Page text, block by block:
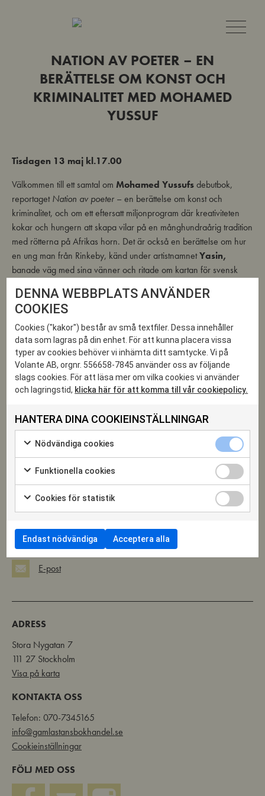
NATION AV POETER – EN
BERÄTTELSE OM KONST OCH
KRIMINALITET MED MOHAMED
YUSSUF
Tisdagen 13 maj kl.17.00
Välkommen till ett samtal om Mohamed Yussufsdebutbok,
reportagetNation av poeter– en berättelse om konst och
kriminalitet, och om ett eftersatt miljonprogram där kreativiteten
kokar och hungern att skapa vilar på en månghundraårig tradition
med rötterna på Afrikas horn. Det är också en berättelse om hur
en ung man från Rinkeby, känd under artistnamnetYasin,
banade väg med sina vänner och ritade om kartan för svensk
I samarbete med Volante förlag.
13
DELA EVENTET
Twitter
E-post
ADRESS
Stora Nygatan 7
111 27 Stockholm
Visa på karta
KONTAKTA OSS
Telefon: 070-7345165
info@gamlastansbokhandel.se
Cookieinställningar
FÖLJ MED OSS
DENNA WEBBPLATS ANVÄNDER
COOKIES
Cookies ("kakor") består av små textfiler. Dessa innehåller
data som lagras på din enhet. För att kunna placera vissa
typer av cookies behöver vi inhämta ditt samtycke. Vi på
Volante AB, orgnr. 556658-7845 använder oss av följande
slags cookies. För att läsa mer om vilka cookies vi använder
och lagringstid, klicka här för att komma till vår cookiepolicy.
HANTERA DINA COOKIEINSTÄLLNINGAR
Nödvändiga cookies
att
samtycka
användning
av
cookies
Nödvändiga
cookies
kryssruta
Funktionella cookies
att
samtycka
användning
av
Funktionella
cookies
Funktionella
cookies
kryssruta
Cookies för statistik
att
samtycka
användning
av
Cookies
Cookies
för
statistik
Endast nödvändiga Acceptera alla